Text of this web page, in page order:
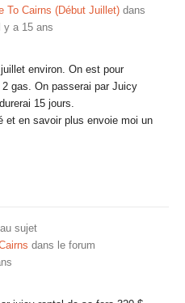
To Cairns (Début Juillet) dans
y a 15 ans
environ. On est pour
2 gas. On passerai par Juicy
15 jours.
et en savoir plus envoie moi un
sujet
dans le forum